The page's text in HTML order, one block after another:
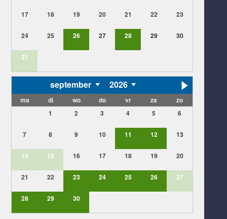
17 18 19 20 21 22 23
24 25 26 27 28 29 30
31
september 2026
ma di wo do vr za
zo
1
2 3 4 5 6
7 8 9 10 11 12 13
14 15 16 17 18 19 20
21 22 23 24 25 26 27
28 29 30